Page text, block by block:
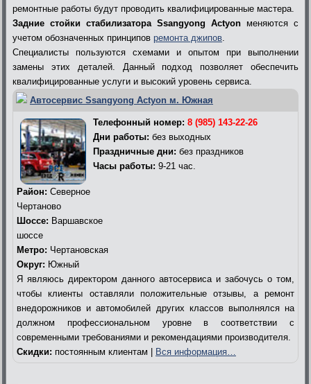
ремонтные работы будут проводить квалифицированные мастера.
Задние стойки стабилизатора Ssangyong Actyon меняются с
учетом обозначенных принципов ремонта джипов
Специалисты пользуются схемами и опытом при выполнении
замены этих деталей. Данный подход позволяет обеспечить
квалифицированные услуги и высокий уровень сервиса.
Автосервис Ssangyong Actyon м. Южная
Телефонный номер: 8 (985) 143-22-26
Дни работы: без выходных
Праздничные дни: без праздников
Часы работы: 9-21 час.
Район: Северное
Чертаново
Шоссе: Варшавское
шоссе
Метро: Чертановская
Округ: Южный
Я являюсь директором данного автосервиса и забочусь о том,
чтобы клиенты оставляли положительные отзывы, а ремонт
внедорожников и автомобилей других классов выполнялся на
должном профессиональном уровне в соответствии с
современными требованиями и рекомендациями производителя.
Скидки: постоянным клиентам | Вся информация…